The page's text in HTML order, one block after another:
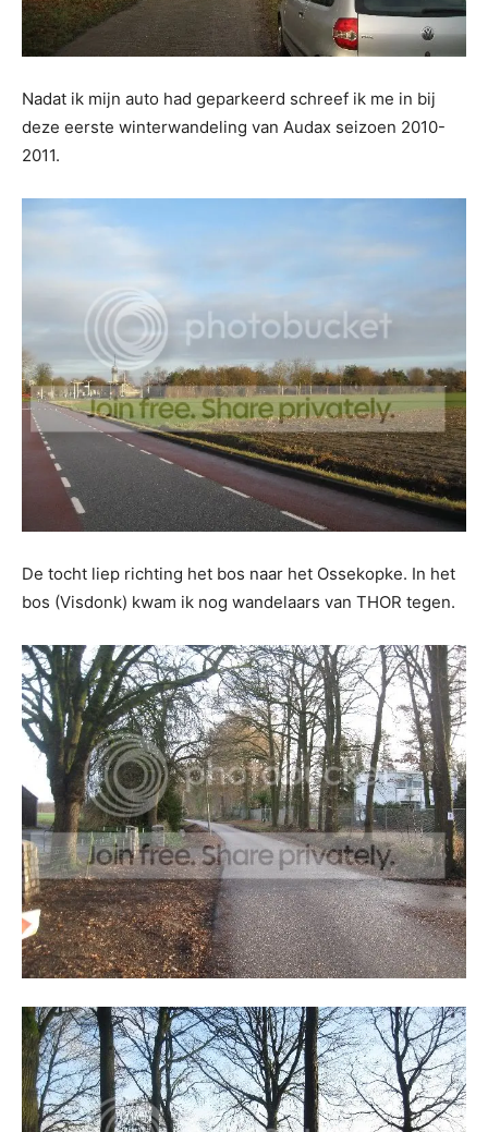
Nadat ik mijn auto had geparkeerd schreef ik me in bij
deze eerste winterwandeling van Audax seizoen 2010-
2011.
De tocht liep richting het bos naar het Ossekopke. In het
bos (Visdonk) kwam ik nog wandelaars van THOR tegen.